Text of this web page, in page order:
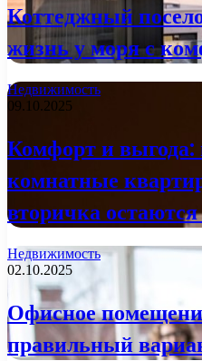
Коттеджный
жизнь у моря с
Недвижимость
09.10.2025
Комфорт и выгода:
комнатные
вторичка
Недвижимость
02.10.2025
Офисное
правильный